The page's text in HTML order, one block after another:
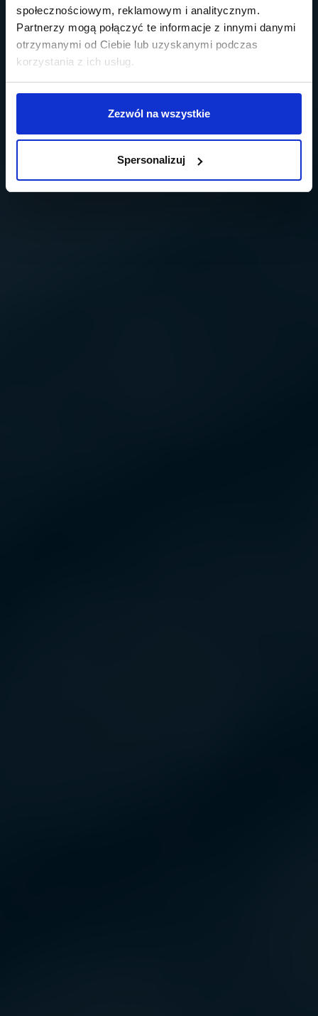
społecznościowym, reklamowym i analitycznym.
Partnerzy mogą połączyć te informacje z innymi danymi
otrzymanymi od Ciebie lub uzyskanymi podczas
korzystania z ich usług.
Zezwól na wszystkie
Spersonalizuj